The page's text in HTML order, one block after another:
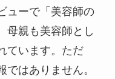
ューで「美容師の
母親も美容師とし
ています。ただ
ではありません。